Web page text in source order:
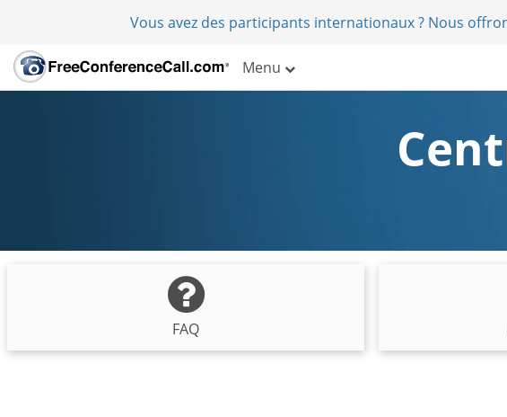
Vous avez des participants internationaux ? Nous
Menu
FAQ